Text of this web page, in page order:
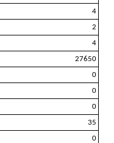
4
2
4
27650
0
0
0
35
0